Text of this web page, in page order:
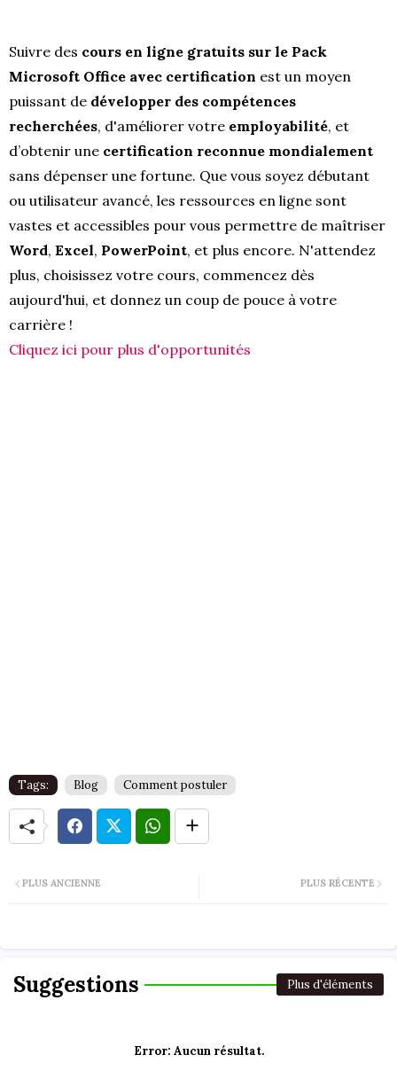
Suivre des cours en ligne gratuits sur le Pack
Microsoft Office avec certification est un moyen
puissant de développer des compétences
recherchées, d'améliorer votre employabilité, et
d’obtenir une certification reconnue mondialement
sans dépenser une fortune. Que vous soyez débutant
ou utilisateur avancé, les ressources en ligne sont
vastes et accessibles pour vous permettre de maîtriser
Word, Excel, PowerPoint, et plus encore. N'attendez
plus, choisissez votre cours, commencez dès
aujourd'hui, et donnez un coup de pouce à votre
carrière !
Cliquez ici pour plus d'opportunités
Tags: Blog Comment postuler
PLUS RÉCENTE
PLUS ANCIENNE
Suggestions Plus d'éléments
Error: Aucun résultat.